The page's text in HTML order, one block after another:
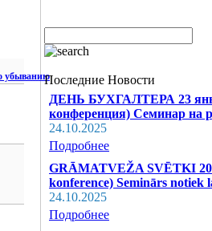
Последние Новости
ДЕНЬ БУХГАЛТЕРА 23
конференция) Семинар на
24.10.2025
Подробнее
GRĀMATVEŽA SVĒTKI
konference) Seminārs notiek
24.10.2025
Подробнее